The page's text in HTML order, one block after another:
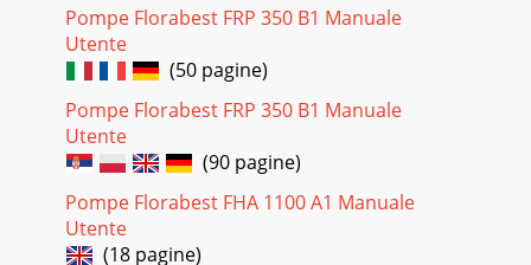
32MTGBNotes on SafetyThis section deals with the general
safety regulations for working with the equip-ment.Symbols
in the manual Warning symbols wit
Pagina 27 - Indicações de
33MTGBbustible (e.g. motor fuels) or explosive liquids, salt
water, cleaning agents and foodstuffs is not permitted. The
tem-perature of the liquid be
Pagina 28 - Indicações de serviço
34MTGBnot carry out conversion work on the equipment.•
Pompe Florabest FRP 350 B1 Manuale
Utente
(50 pagine)
Pompe Florabest FRP 350 B1 Manuale
Utente
(90 pagine)
Pompe Florabest FHA 1100 A1 Manuale
Utente
(18 pagine)